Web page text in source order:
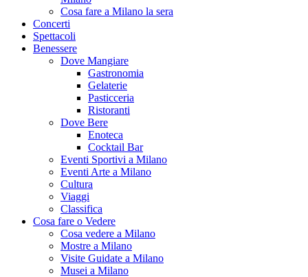
Cosa fare a Milano la sera
Concerti
Spettacoli
Benessere
Dove Mangiare
Gastronomia
Gelaterie
Pasticceria
Ristoranti
Dove Bere
Enoteca
Cocktail Bar
Eventi Sportivi a Milano
Eventi Arte a Milano
Cultura
Viaggi
Classifica
Cosa fare o Vedere
Cosa vedere a Milano
Mostre a Milano
Visite Guidate a Milano
Musei a Milano